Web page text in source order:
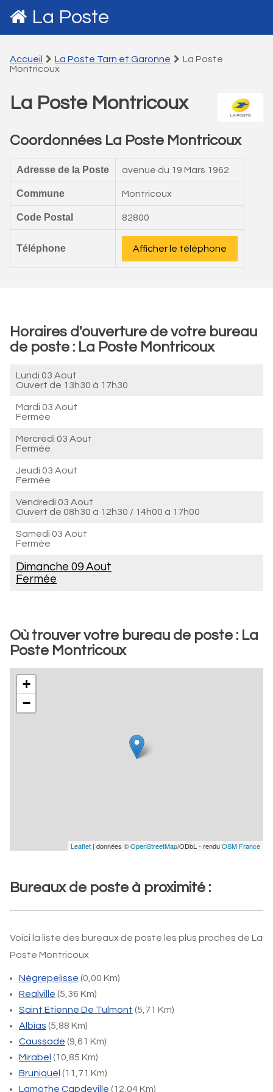
La Poste
Accueil La Poste Tarn et Garonne
La Poste
Montricoux
La Poste Montricoux
Coordonnées La Poste Montricoux
Adresse de la Poste avenue du 19 Mars 1962
Commune Montricoux
Code Postal 82800
Téléphone Afficher le téléphone
Horaires d'ouverture de votre bureau
de poste : La Poste Montricoux
Lundi 03 Aout
Ouvert de 13h30 à 17h30
Mardi 03 Aout
Fermée
Mercredi 03 Aout
Fermée
Jeudi 03 Aout
Fermée
Vendredi 03 Aout
Ouvert de 08h30 à 12h30 / 14h00 à 17h00
Samedi 03 Aout
Fermée
Dimanche 09 Aout
Fermée
Où trouver votre bureau de poste : La
Poste Montricoux
+
−
Leaflet | données ©OpenStreetMap/ODbL - renduOSM France
Bureaux de poste à proximité :
Voici la liste des bureaux de poste les plus proches de La
Poste Montricoux
Nègrepelisse (0,00 Km)
Realville (5,36 Km)
Saint Etienne De Tulmont (5,71 Km)
Albias (5,88 Km)
Caussade (9,61 Km)
Mirabel (10,85 Km)
Bruniquel (11,71 Km)
Lamothe Capdeville (12,04 Km)